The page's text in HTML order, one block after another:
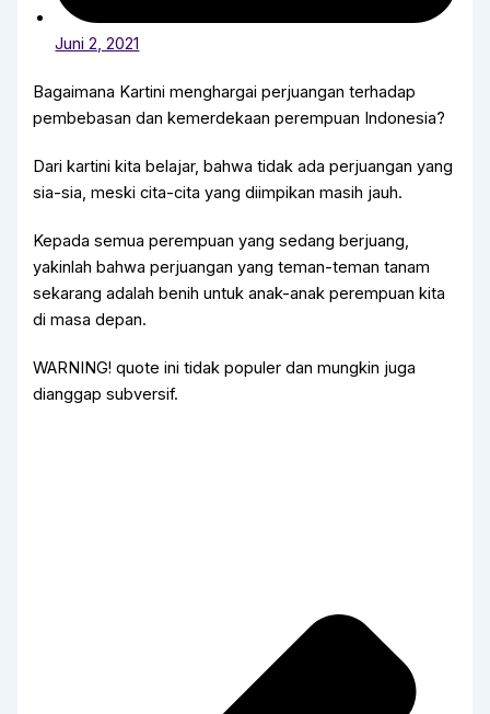
Juni 2, 2021
Bagaimana Kartini menghargai perjuangan terhadap
pembebasan dan kemerdekaan perempuan Indonesia?
Dari kartini kita belajar, bahwa tidak ada perjuangan yang
sia-sia, meski cita-cita yang diimpikan masih jauh.
Kepada semua perempuan yang sedang berjuang,
yakinlah bahwa perjuangan yang teman-teman tanam
sekarang adalah benih untuk anak-anak perempuan kita
di masa depan.
WARNING! quote ini tidak populer dan mungkin juga
dianggap subversif.